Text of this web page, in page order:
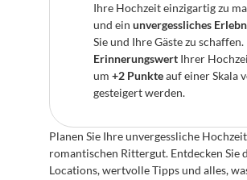
Ihre Hochzeit einzigartig zu
und ein unvergessliches
Erinnerungswert Ihrer
um +2 Punkte auf einer Skala
gesteigert werden.
Planen Sie Ihre unvergessliche
romantischen Rittergut. Entdecken Sie
Locations, wertvolle Tipps und alles,